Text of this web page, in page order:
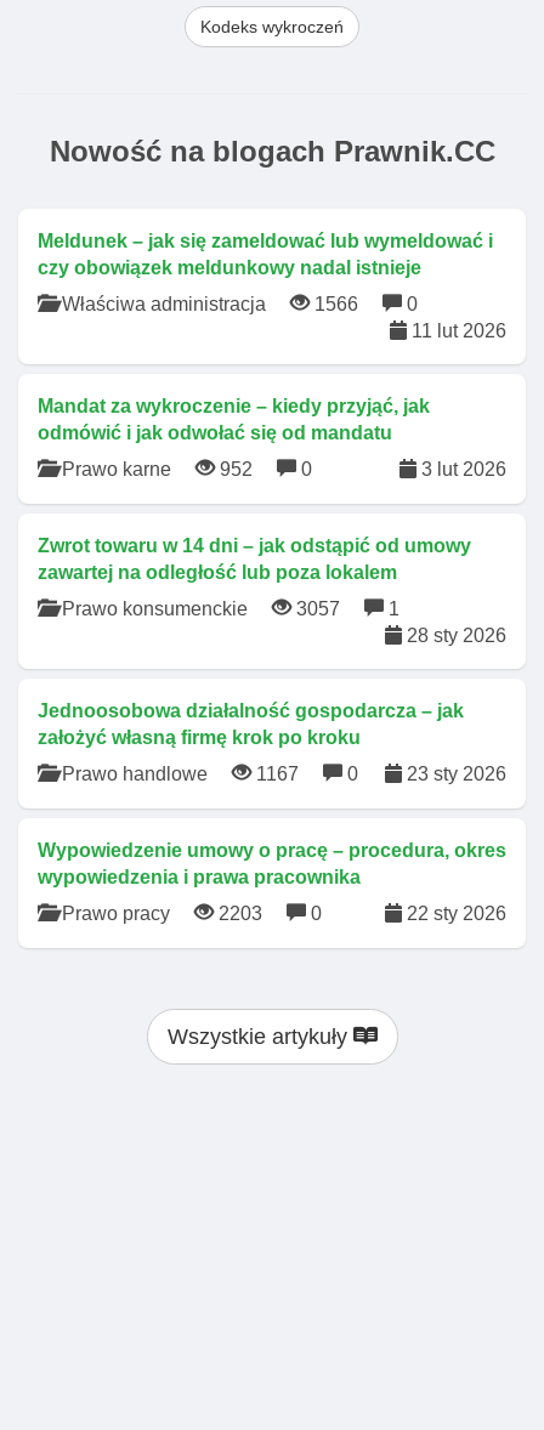
Kodeks wykroczeń
Nowość na blogach Prawnik.CC
Meldunek – jak się zameldować lub wymeldować i
czy obowiązek meldunkowy nadal istnieje
Właściwa administracja
1566
0
11 lut 2026
Mandat za wykroczenie – kiedy przyjąć, jak
odmówić i jak odwołać się od mandatu
Prawo karne
952 0 3 lut 2026
Zwrot towaru w 14 dni – jak odstąpić od umowy
zawartej na odległość lub poza lokalem
Prawo konsumenckie
3057
1
28 sty 2026
Jednoosobowa działalność gospodarcza – jak
założyć własną firmę krok po kroku
Prawo handlowe
1167 0 23 sty 2026
Wypowiedzenie umowy o pracę – procedura, okres
wypowiedzenia i prawa pracownika
Prawo pracy
2203 0 22 sty 2026
Wszystkie artykuły